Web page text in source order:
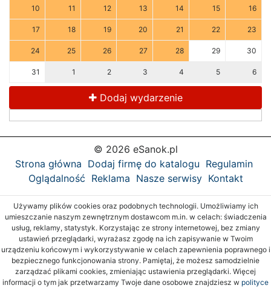
10 11 12 13 14 15 16
17 18 19 20 21 22 23
24 25 26 27 28 29 30
31 1 2 3 4 5 6
Dodaj wydarzenie
© 2026 eSanok.pl
Strona główna Dodaj firmę do katalogu Regulamin
Oglądalność Reklama Nasze serwisy Kontakt
Używamy plików cookies oraz podobnych technologii. Umożliwiamy ich
umieszczanie naszym zewnętrznym dostawcom m.in. w celach: świadczenia
usług, reklamy, statystyk. Korzystając ze strony internetowej, bez zmiany
ustawień przeglądarki, wyrażasz zgodę na ich zapisywanie w Twoim
urządzeniu końcowym i wykorzystywanie w celach zapewnienia poprawnego i
bezpiecznego funkcjonowania strony. Pamiętaj, że możesz samodzielnie
zarządzać plikami cookies, zmieniając ustawienia przeglądarki. Więcej
informacji o tym jak przetwarzamy Twoje dane osobowe znajdziesz w polityce